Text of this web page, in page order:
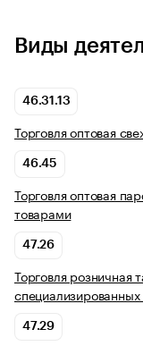
Виды
46.31.13
Торговля оптовая
46.45
Торговля оптовая
товарами
47.26
Торговля розничная
47.29